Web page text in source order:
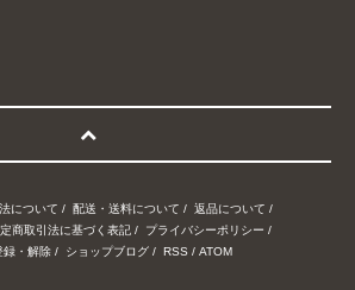
について / 配送・送料について / 返品について /
商取引法に基づく表記/ プライバシーポリシー /
録・解除 / ショップブログ / RSS / ATOM